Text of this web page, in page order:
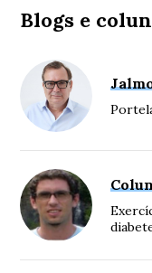
Blogs e